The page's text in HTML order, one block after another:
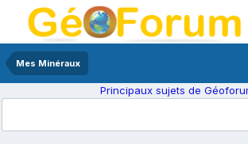
Mes Minéraux
Principaux sujets de